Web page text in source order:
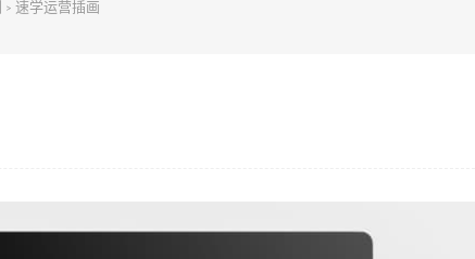
> 速学运营插画